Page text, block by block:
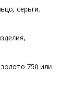
серьги,
750 или